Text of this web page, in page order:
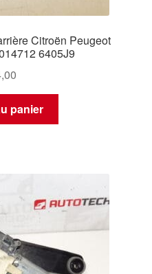
Citroën Peugeot
6405J9
panier